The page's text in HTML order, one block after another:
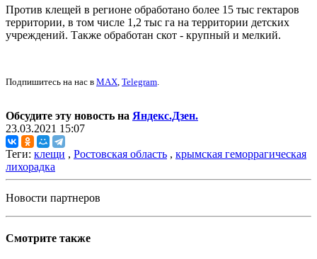
Против клещей в регионе обработано более 15 тыс гектаров
территории, в том числе 1,2 тыс га на территории детских
учреждений. Также обработан скот - крупный и мелкий.
Подпишитесь на нас в MAX, Telegram.
Обсудите эту новость на Яндекс.Дзен.
23.03.2021 15:07
Теги: клещи , Ростовская область , крымская геморрагическая
лихорадка
Новости партнеров
Смотрите также